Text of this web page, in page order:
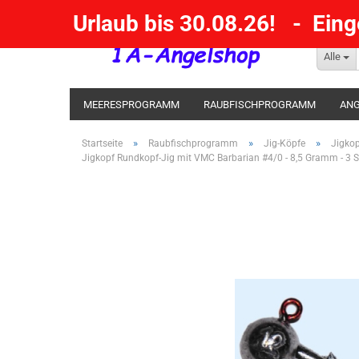
Alle
Urlaub bis 30.08.26! -
MEERESPROGRAMM RAUBFISCHPROGRAMM
KESCHER / SENKE / GAFF POSEN SBIRULINOS
Startseite » Raubfischprogramm » Jig-Köpfe »
Jigkopf Rundkopf-Jig mit VMC Barbarian #4/0 - 8,5 Gramm - 3